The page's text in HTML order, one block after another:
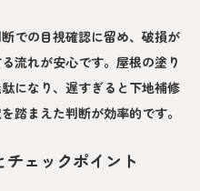
での目視確認に留め、破損が
流れが安心です。屋根の塗り
になり、遅すぎると下地補修
踏まえた判断が効率的です。
ェックポイント